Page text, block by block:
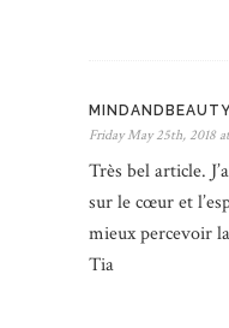
MINDANDBEAUTY
Friday May 25th, 2018
Très bel article.
sur le cœur et
mieux percevoir
Tia